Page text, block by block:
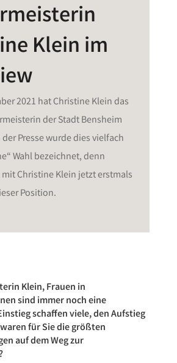
Klein im
2021 hat Christine Klein das
der Stadt Bensheim
Presse wurde dies vielfach
Wahl bezeichnet, denn
Christine Klein jetzt erstmals
Position.
Klein, Frauen in
sind immer noch eine
schaffen viele, den Aufstieg
für Sie die größten
auf dem Weg zur